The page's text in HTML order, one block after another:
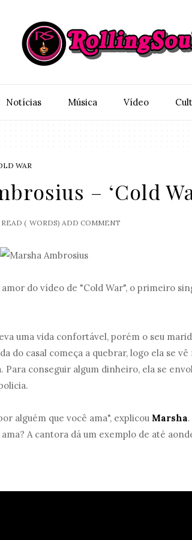
Notí­cias Música Vídeo
WAR
– ‘Cold
READ ( WORDS) ADD COMMENT
do vídeo de "Cold War", o primeiro
uma vida confortável, porém o seu
do casal começa a quebrar, logo ela se
conseguir algum dinheiro, ela se
alguém que você ama", explicou Marsha
A cantora dá um exemplo de até